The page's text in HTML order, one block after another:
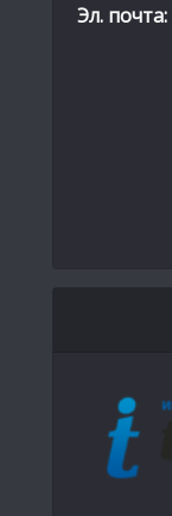
Эл. почта: